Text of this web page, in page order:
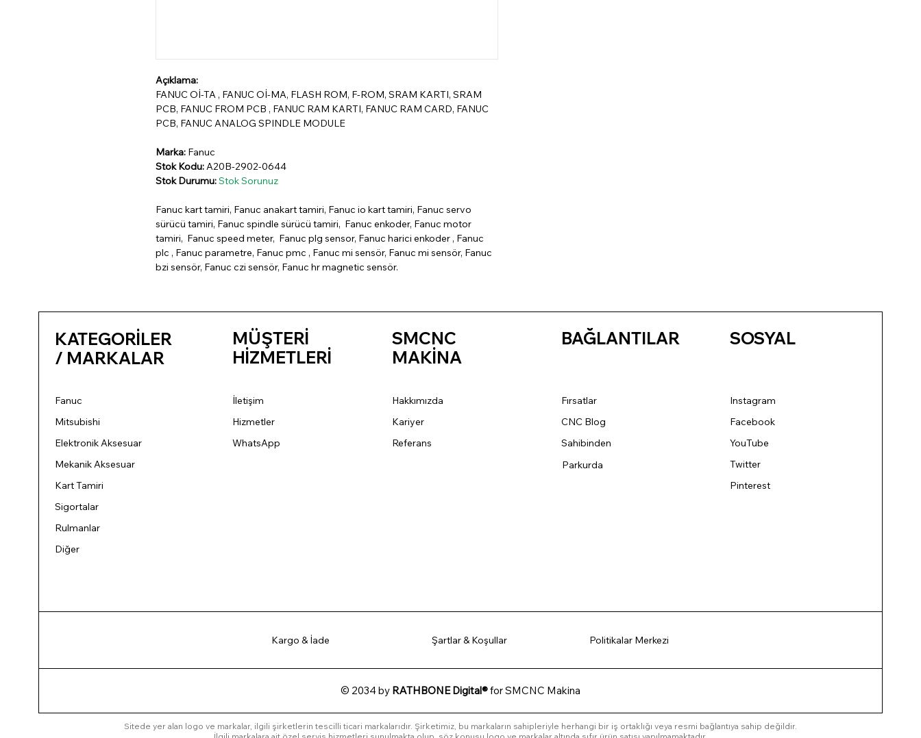
Açıklama:
FANUC Oİ-TA , FANUC Oİ-MA, FLASH ROM, F-ROM, SRAM KARTI, SRAM
PCB, FANUC FROM PCB , FANUC RAM KARTI, FANUC RAM CARD, FANUC
PCB, FANUC ANALOG SPINDLE MODULE
Marka: Fanuc
Stok Kodu:A20B-2902-0644
Stok Durumu:Stok Sorunuz
Fanuc kart tamiri, Fanuc anakart tamiri, Fanuc io kart tamiri, Fanuc servo
sürücü tamiri, Fanuc spindle sürücü tamiri, Fanuc enkoder, Fanuc motor
tamiri, Fanuc speed meter, Fanuc plg sensor, Fanuc harici enkoder , Fanuc
plc , Fanuc parametre, Fanuc pmc , Fanuc mi sensör, Fanuc mi sensör, Fanuc
bzi sensör, Fanuc czi sensör, Fanuc hr magnetic sensör.
KATEGORİLER
/ MARKALAR
Fanuc
Mitsubishi
Elektronik Aksesuar
Mekanik Aksesuar
Kart Tamiri
Sigortalar
Rulmanlar
Diğer
MÜŞTERİ
HİZMETLERİ
İletişim
Hizmetler
WhatsApp
SMCNC
MAKİNA
Hakkımızda
Kariyer
Referans
BAĞLANTILAR
Fırsatlar
CNC Blog
Sahibinden
Parkurda
SOSYAL
Instagram
Facebook
YouTube
Twitter
Pinterest
Kargo & İade Şartlar & Koşullar Politikalar Merkezi
© 2034 by RATHBONE Digital®for SMCNC Makina
Sitede yer alan logo ve markalar, ilgili şirketlerin tescilli ticari markalarıdır. Şirketimiz, bu markaların sahipleriyle herhangi bir iş ortaklığı veya resmi bağlantıya sahip değildir.